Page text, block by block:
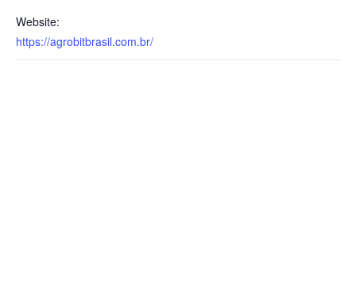
Website:
https://agrobitbrasil.com.br/